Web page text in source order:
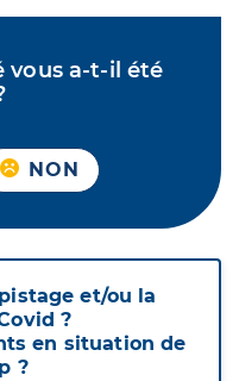
vous a-t-il été
NON
et/ou la
?
en situation de
?